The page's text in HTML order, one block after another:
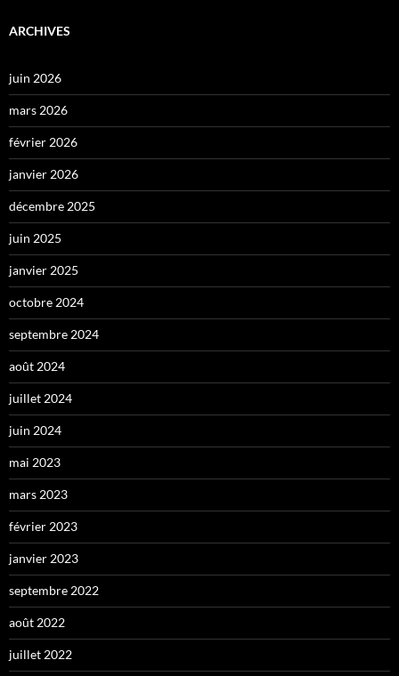
ARCHIVES
juin 2026
mars 2026
février 2026
janvier 2026
décembre 2025
juin 2025
janvier 2025
octobre 2024
septembre 2024
août 2024
juillet 2024
juin 2024
mai 2023
mars 2023
février 2023
janvier 2023
septembre 2022
août 2022
juillet 2022